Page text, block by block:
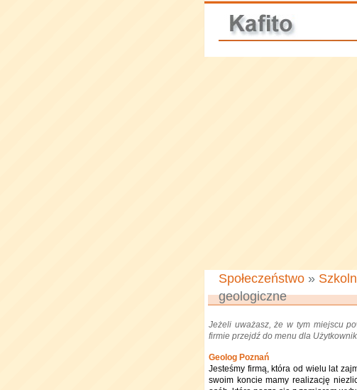
Społeczeństwo »
geologiczne
Jeżeli uważasz, że w tym miejscu
firmie przejdź do menu dla
Geolog Poznań
Jesteśmy firmą, która od wielu lat
swoim koncie mamy realizację